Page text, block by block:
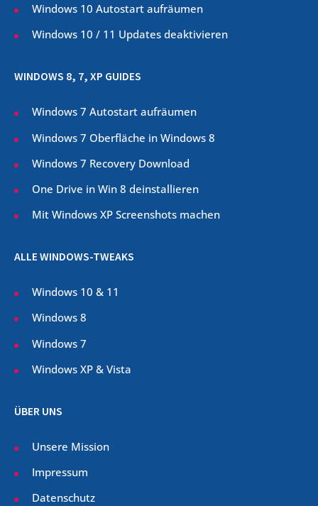
Windows 10 Autostart aufräumen
Windows 10 / 11 Updates deaktivieren
WINDOWS 8, 7, XP GUIDES
Windows 7 Autostart aufräumen
Windows 7 Oberfläche in Windows 8
Windows 7 Recovery Download
One Drive in Win 8 deinstallieren
Mit Windows XP Screenshots machen
ALLE WINDOWS-TWEAKS
Windows 10 & 11
Windows 8
Windows 7
Windows XP & Vista
ÜBER UNS
Unsere Mission
Impressum
Datenschutz